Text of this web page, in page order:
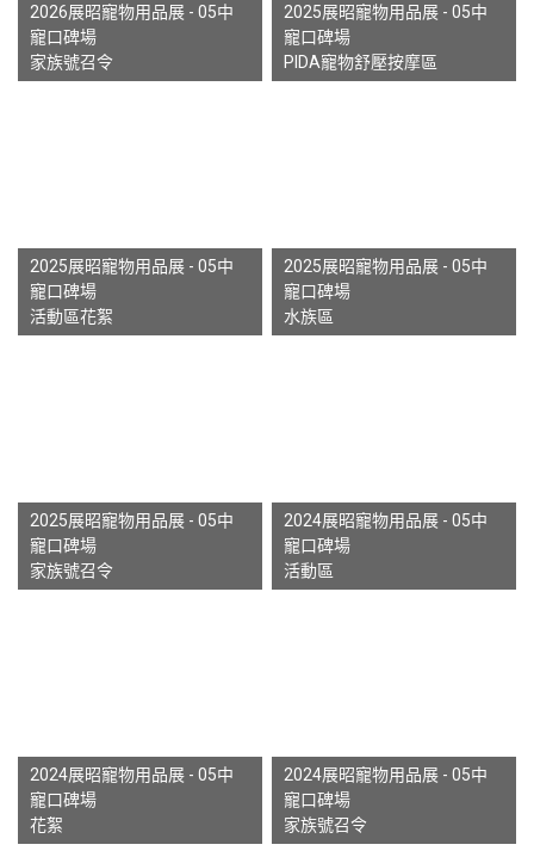
2026展昭寵物用品展 - 05中
寵口碑場
家族號召令
2025展昭寵物用品展 - 05中
寵口碑場
PIDA寵物舒壓按摩區
2025展昭寵物用品展 - 05中
寵口碑場
活動區花絮
2025展昭寵物用品展 - 05中
寵口碑場
水族區
2025展昭寵物用品展 - 05中
寵口碑場
家族號召令
2024展昭寵物用品展 - 05中
寵口碑場
活動區
2024展昭寵物用品展 - 05中
寵口碑場
花絮
2024展昭寵物用品展 - 05中
寵口碑場
家族號召令